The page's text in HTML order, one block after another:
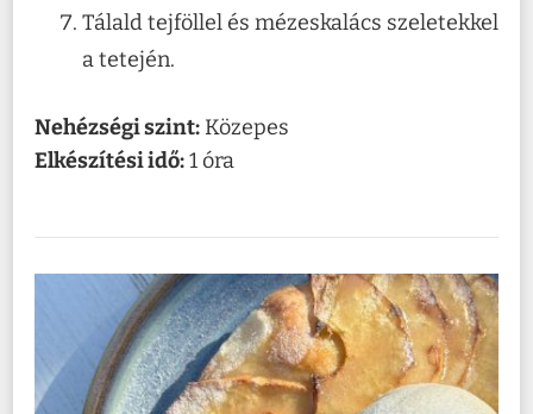
Tálald tejföllel és mézeskalács szeletekkel
a tetején.
Nehézségi szint: Közepes
Elkészítési idő:1 óra